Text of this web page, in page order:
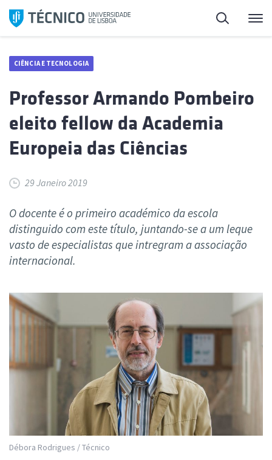
Saltar
para
Pesquisa
CIÊNCIA E TECNOLOGIA
Professor Armando Pombeiro
eleito fellow da Academia
Europeia das Ciências
29 Janeiro 2019
O docente é o primeiro académico da escola
distinguido com este título, juntando-se a um leque
vasto de especialistas que intregram a associação
internacional.
Débora Rodrigues / Técnico